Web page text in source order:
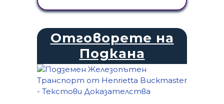
Отговорете на
Подкана